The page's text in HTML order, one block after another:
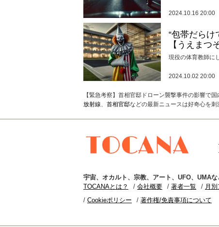
2024.10.16 20:00
“包帯だら
【うえまつ
現役の体育教師に
2024.10.02 20:00
【緊急考察】首相官邸ドローン襲撃事件の影響で
放射線、 首相官邸などの最新ニュースは好奇心を
宇宙、 オカルト 、 宗教、 アート 、 UFO、 UMAな
TOCANAとは？
会社概要 著者一覧 月
Cookieポリシー
著作権/免責事項について